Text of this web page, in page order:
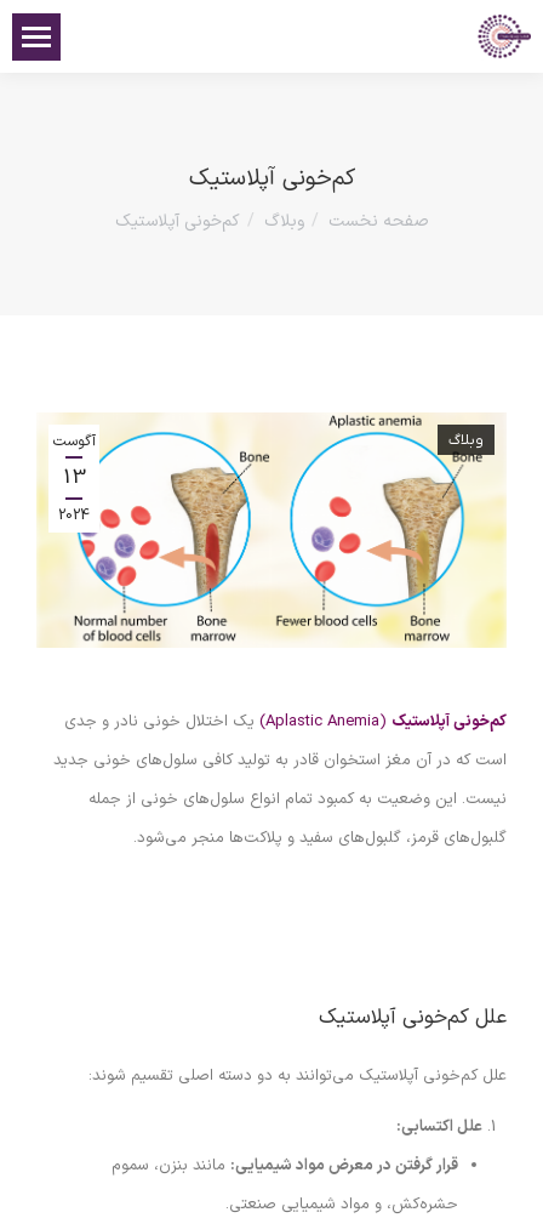
کم‌خونی آپلاستیک
مکان شما:
صفحه نخست وبلاگ کم‌خونی آپلاستیک
آگوست
13
2024
وبلاگ
کم‌خونی آپلاستیک (Aplastic Anemia)
یک اختلال خونی نادر و جدی
است که در آن مغز استخوان قادر به تولید کافی سلول‌های خونی جدید
نیست. این وضعیت به کمبود تمام انواع سلول‌های خونی از جمله
گلبول‌های قرمز، گلبول‌های سفید و پلاکت‌ها منجر می‌شود.
علل کم‌خونی آپلاستیک
علل کم‌خونی آپلاستیک می‌توانند به دو دسته اصلی تقسیم شوند:
علل اکتسابی:
قرار گرفتن در معرض مواد شیمیایی: مانند بنزن، سموم
حشره‌کش، و مواد شیمیایی صنعتی.